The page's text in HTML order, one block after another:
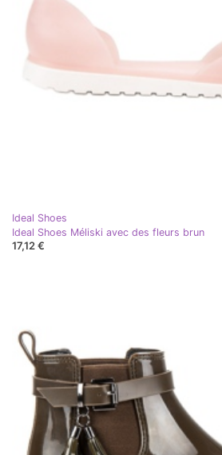
Ideal Shoes
Ideal Shoes Méliski avec des fleurs brun
17,12 €